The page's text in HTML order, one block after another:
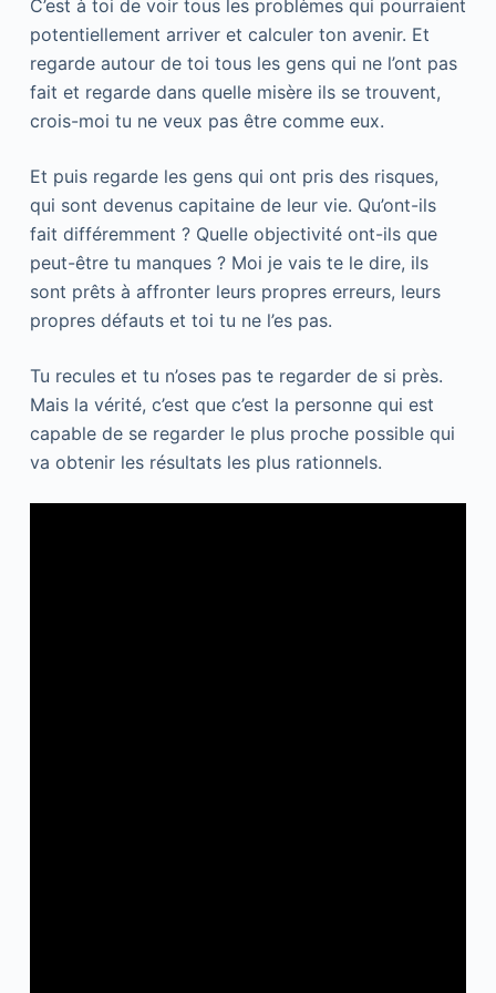
C’est à toi de voir tous les problèmes qui pourraient
potentiellement arriver et calculer ton avenir. Et
regarde autour de toi tous les gens qui ne l’ont pas
fait et regarde dans quelle misère ils se trouvent,
crois-moi tu ne veux pas être comme eux.
Et puis regarde les gens qui ont pris des risques,
qui sont devenus capitaine de leur vie. Qu’ont-ils
fait différemment ? Quelle objectivité ont-ils que
peut-être tu manques ? Moi je vais te le dire, ils
sont prêts à affronter leurs propres erreurs, leurs
propres défauts et toi tu ne l’es pas.
Tu recules et tu n’oses pas te regarder de si près.
Mais la vérité, c’est que c’est la personne qui est
capable de se regarder le plus proche possible qui
va obtenir les résultats les plus rationnels.